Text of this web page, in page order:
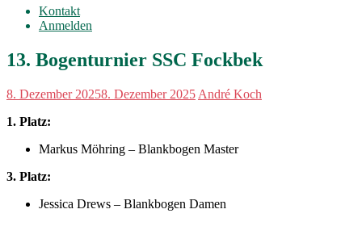
Kontakt
Anmelden
13. Bogenturnier SSC Fockbek
8. Dezember 20258. Dezember 2025 André Koch
1. Platz:
Markus Möhring – Blankbogen Master
3. Platz:
Jessica Drews – Blankbogen Damen